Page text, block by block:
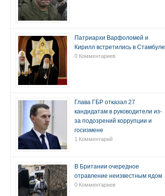
Патриархи Варфоломей и
Кирилл встретились в Стамбуле
0 Комментариев
Глава ГБР отказал 27
кандидатам в руководители из-
за подозрений коррупции и
госизмене
1 Комментарий
В Британии очередное
отравление неизвестным ядом
0 Комментариев